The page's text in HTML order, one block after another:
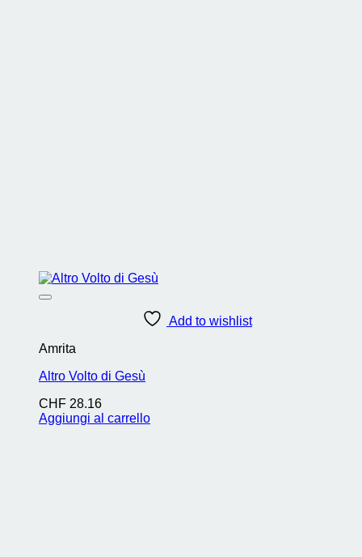
Add to wishlist
Amrita
Altro Volto di Gesù
CHF 28.16
Aggiungi al carrello